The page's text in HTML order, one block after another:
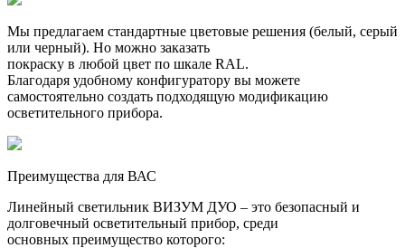
Мы предлагаем стандартные цветовые решения (белый, серый
или черный). Но можно заказать
покраску в любой цвет по шкале RAL.
Благодаря удобному конфигуратору вы можете
самостоятельно создать подходящую модификацию
осветительного прибора.
Преимущества для ВАС
Линейный светильник ВИЗУМ ДУО – это безопасный и
долговечный осветительный прибор, среди
основных преимущество которого: